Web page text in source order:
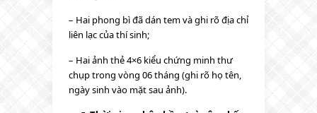
– Hai phong bì đã dán tem và ghi rõ địa chỉ
liên lạc của thí sinh;
– Hai ảnh thẻ 4×6 kiểu chứng minh thư
chụp trong vòng 06 tháng (ghi rõ họ tên,
ngày sinh vào mặt sau ảnh).